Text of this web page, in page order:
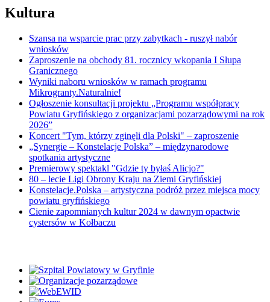
Kultura
Szansa na wsparcie prac przy zabytkach - ruszył nabór
wniosków
Zaproszenie na obchody 81. rocznicy wkopania I Słupa
Granicznego
Wyniki naboru wniosków w ramach programu
Mikrogranty.Naturalnie!
Ogłoszenie konsultacji projektu „Programu współpracy
Powiatu Gryfińskiego z organizacjami pozarządowymi na rok
2026”
Koncert "Tym, którzy zginęli dla Polski" – zaproszenie
„Synergie – Konstelacje Polska” – międzynarodowe
spotkania artystyczne
Premierowy spektakl "Gdzie ty byłaś Alicjo?"
80 – lecie Ligi Obrony Kraju na Ziemi Gryfińskiej
Konstelacje.Polska – artystyczna podróż przez miejsca mocy
powiatu gryfińskiego
Cienie zapomnianych kultur 2024 w dawnym opactwie
cystersów w Kołbaczu